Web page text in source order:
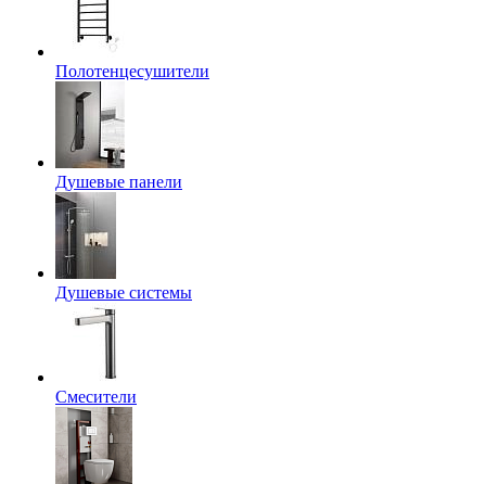
Полотенцесушители
Душевые панели
Душевые системы
Смесители